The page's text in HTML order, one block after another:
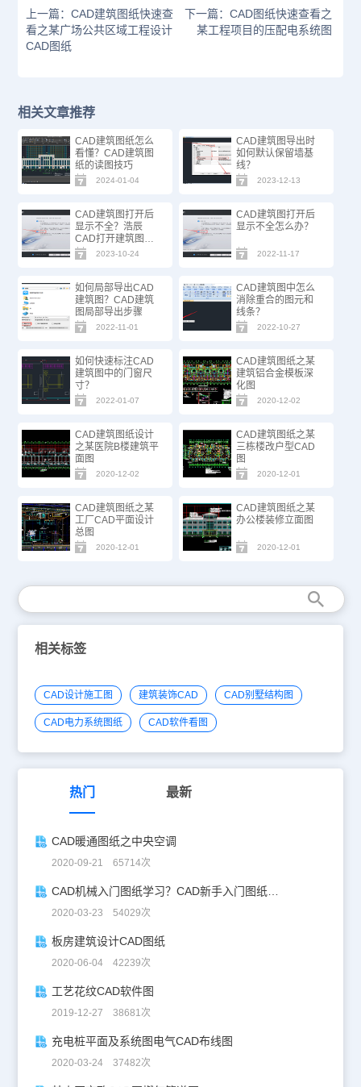
上一篇：CAD建筑图纸快速查
看之某广场公共区域工程设计
CAD图纸
下一篇：CAD图纸快速查看之
某工程项目的压配电系统图
相关文章推荐
CAD建筑图纸怎么
看懂？CAD建筑图
纸的读图技巧
2024-01-04
CAD建筑图导出时
如何默认保留墙基
线？
2023-12-13
CAD建筑图打开后
显示不全？浩辰
CAD打开建筑图的
正确步骤2023-10-24
CAD建筑图打开后
显示不全怎么办？
2022-11-17
如何局部导出CAD
建筑图？CAD建筑
图局部导出步骤
2022-11-01
CAD建筑图中怎么
消除重合的图元和
线条？
2022-10-27
如何快速标注CAD
建筑图中的门窗尺
寸？
2022-01-07
CAD建筑图纸之某
建筑铝合金模板深
化图
2020-12-02
CAD建筑图纸设计
之某医院B楼建筑平
面图
2020-12-02
CAD建筑图纸之某
三栋楼改户型CAD
图
2020-12-01
CAD建筑图纸之某
工厂CAD平面设计
总图
2020-12-01
CAD建筑图纸之某
办公楼装修立面图
2020-12-01
相关标签
CAD设计施工图 建筑装饰CAD CAD别墅结构图
CAD电力系统图纸 CAD软件看图
热门 最新
CAD暖通图纸之中央空调
2020-09-21 65714次
CAD机械入门图纸学习？CAD新手入门图纸练习
2020-03-23 54029次
板房建筑设计CAD图纸
2020-06-04 42239次
工艺花纹CAD软件图
2019-12-27 38681次
充电桩平面及系统图电气CAD布线图
2020-03-24 37482次